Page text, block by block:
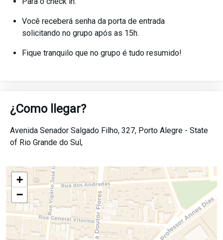
Você receberá senha da porta de entrada
solicitando no grupo após as 15h.
Fique tranquilo que no grupo é tudo resumido!
¿Como llegar?
Avenida Senador Salgado Filho, 327, Porto Alegre - State
of Rio Grande do Sul,
+
−